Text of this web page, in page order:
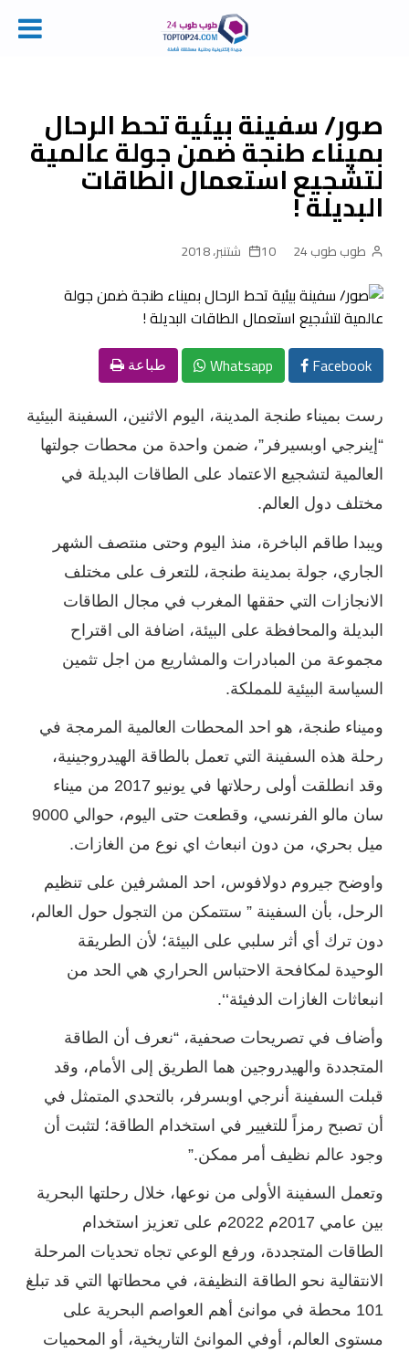
صور/ سفينة بيئية تحط الرحال
بميناء طنجة ضمن جولة عالمية
لتشجيع استعمال الطاقات
البديلة !
طوب طوب 24 10 شتنبر، 2018
Facebook
Whatsapp طباعة
رست بميناء طنجة المدينة، اليوم الاثنين، السفينة البيئية
“إينرجي اوبسيرفر”، ضمن واحدة من محطات جولتها
العالمية لتشجيع الاعتماد على الطاقات البديلة في
مختلف دول العالم.
ويبدا طاقم الباخرة، منذ اليوم وحتى منتصف الشهر
الجاري، جولة بمدينة طنجة، للتعرف على مختلف
الانجازات التي حققها المغرب في مجال الطاقات
البديلة والمحافظة على البيئة، اضافة الى اقتراح
مجموعة من المبادرات والمشاريع من اجل تثمين
السياسة البيئية للمملكة.
وميناء طنجة، هو احد المحطات العالمية المرمجة في
رحلة هذه السفينة التي تعمل بالطاقة الهيدروجينية،
وقد انطلقت أولى رحلاتها في يونيو 2017 من ميناء
سان مالو الفرنسي، وقطعت حتى اليوم، حوالي 9000
ميل بحري، من دون انبعاث اي نوع من الغازات.
واوضح جيروم دولافوس، احد المشرفين على تنظيم
الرحل، بأن السفينة ” ستتمكن من التجول حول العالم،
دون ترك أي أثر سلبي على البيئة؛ لأن الطريقة
الوحيدة لمكافحة الاحتباس الحراري هي الحد من
انبعاثات الغازات الدفيئة‘‘.
وأضاف في تصريحات صحفية، “نعرف أن الطاقة
المتجددة والهيدروجين هما الطريق إلى الأمام، وقد
قبلت السفينة أنرجي اوبسرفر، بالتحدي المتمثل في
أن تصبح رمزاً للتغيير في استخدام الطاقة؛ لتثبت أن
وجود عالم نظيف أمر ممكن.”
وتعمل السفينة الأولى من نوعها، خلال رحلتها البحرية
بين عامي 2017م 2022م على تعزيز استخدام
الطاقات المتجددة، ورفع الوعي تجاه تحديات المرحلة
الانتقالية نحو الطاقة النظيفة، في محطاتها التي قد تبلغ
101 محطة في موانئ أهم العواصم البحرية على
مستوى العالم، أوفي الموانئ التاريخية، أو المحميات